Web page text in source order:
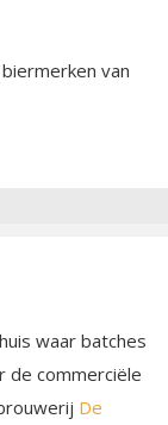
van
waar batches
de commerciële
De